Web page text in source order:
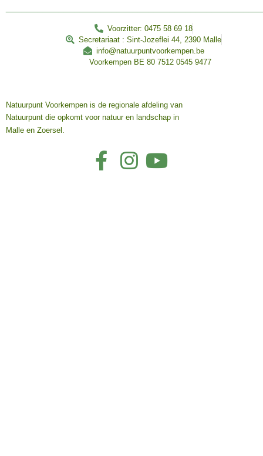
Voorzitter: 0475 58 69 18
Secretariaat : Sint-Jozeflei 44, 2390 Malle
info@natuurpuntvoorkempen.be
Voorkempen BE 80 7512 0545 9477
Natuurpunt Voorkempen is de regionale afdeling van
Natuurpunt die opkomt voor natuur en landschap in
Malle en Zoersel.